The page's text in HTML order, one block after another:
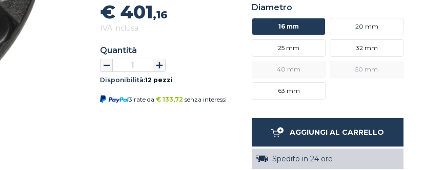
€ 401,16
IVA inclusa
Quantità
Disponibilità:12 pezzi
3 rate da € 133,72 senza interessi
Diametro
16 mm 20 mm
25 mm 32 mm
40 mm 50 mm
63 mm
AGGIUNGI AL CARRELLO
Spedito in 24 ore